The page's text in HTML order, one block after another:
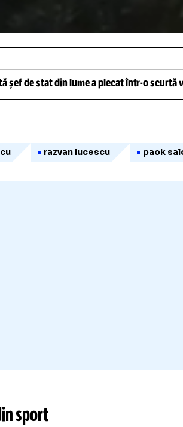
șef de stat din lume a plecat într-o scurtă
razvan lucescu paok
sport